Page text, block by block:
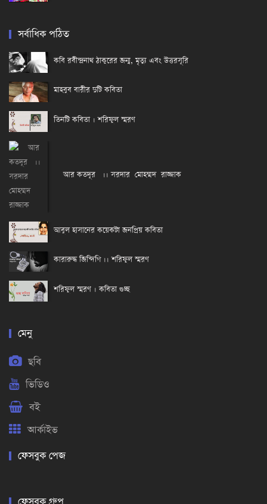
সর্বাধিক পঠিত
কবি রবীন্দ্রনাথ ঠাকুরের জন্ম, মৃত্যু এবং উত্তরসূরি
মাহবুব বারীর দুটি কবিতা
তিনটি কবিতা । শরিফুল স্মরণ
আর কতদূর ।। সরদার মোহম্মদ রাজ্জাক
আবুল হাসানের কয়েকটা জনপ্রিয় কবিতা
কারারুদ্ধ জিন্দিগি ।। শরিফুল স্মরণ
শরিফুল স্মরণ । কবিতা গুচ্ছ
মেনু
ছবি
ভিডিও
বই
আর্কাইভ
ফেসবুক পেজ